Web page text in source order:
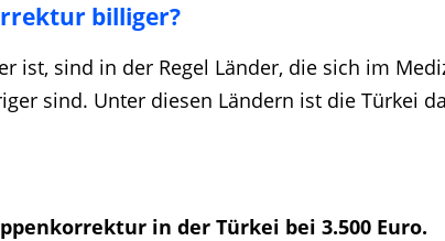
billiger?
ist, sind in der Regel Länder, die sich im
sind. Unter diesen Ländern ist die Türkei
in der Türkei bei 3.500 Euro.